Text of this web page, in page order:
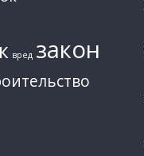
вред закон